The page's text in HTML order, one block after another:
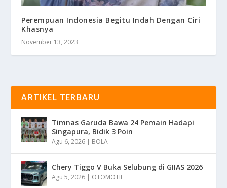
Perempuan Indonesia Begitu Indah Dengan Ciri
Khasnya
November 13, 2023
ARTIKEL TERBARU
Timnas Garuda Bawa 24 Pemain Hadapi
Singapura, Bidik 3 Poin
Agu 6, 2026 | BOLA
Chery Tiggo V Buka Selubung di GIIAS 2026
Agu 5, 2026 | OTOMOTIF